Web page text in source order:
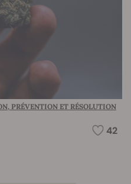
PRÉVENTION ET RÉSOLUTION
42